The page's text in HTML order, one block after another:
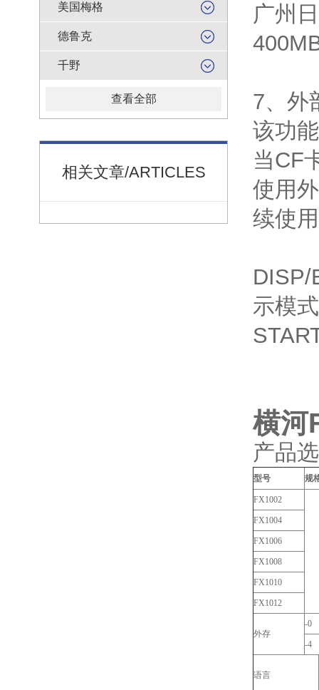
美国梅格
德鲁克
千野
查看全部
相关文章/ARTICLES
广州
7、外
该功
当CF
使用
续使
DISP/
示模
横河
产品
型号 规
FX1002
FX1004
FX1006
FX1008
FX1010
FX1012
外存
-0
-4
语言